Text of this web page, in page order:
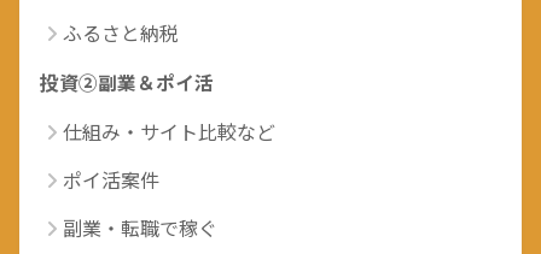
ふるさと納税
投資②副業＆ポイ活
仕組み・サイト比較など
ポイ活案件
副業・転職で稼ぐ